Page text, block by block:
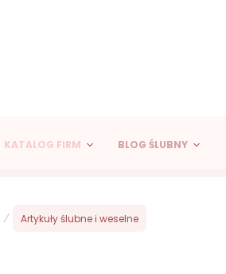
KATALOG FIRM BLOG ŚLUBNY
/ Artykuły ślubne i weselne